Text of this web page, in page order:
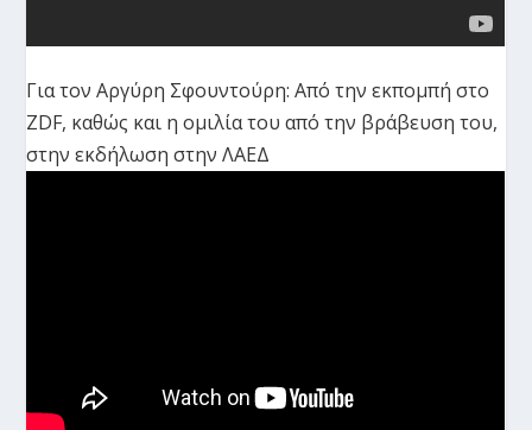
Για τον Αργύρη Σφουντούρη: Από την εκπομπή στο
ZDF, καθώς και η ομιλία του από την βράβευση του,
στην εκδήλωση στην ΛΑΕΔ